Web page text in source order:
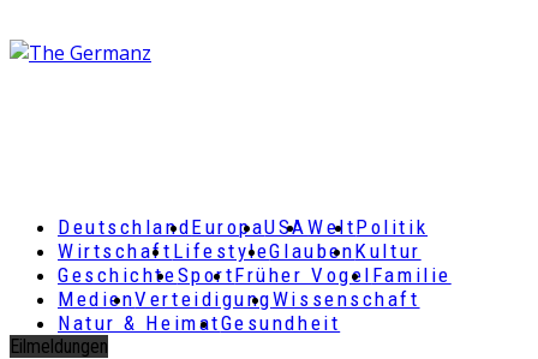
DeutschlandEuropaUSAWeltPolitik
Wirtschaft LifestyleGlaubenKultur
GeschichteSportFrüher Vogel Familie
MedienVerteidigungWissenschaft
Natur & HeimatGesundheit
Eilmeldungen